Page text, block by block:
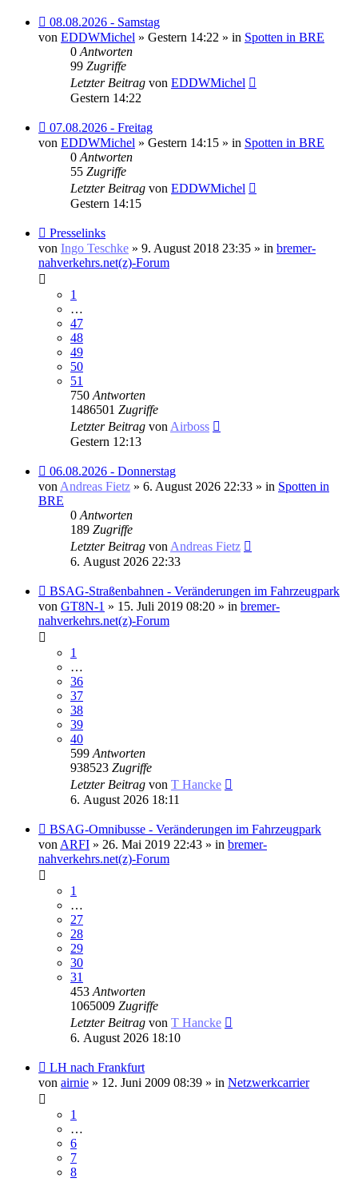
Neuer
Beitrag
08.08.2026 - Samstag
von EDDWMichel » Gestern 14:22 » in Spotten in BRE
0 Antworten
99 Zugriffe
Letzter Beitrag von EDDWMichel
Gestern 14:22
Neuer
Beitrag
07.08.2026 - Freitag
von EDDWMichel » Gestern 14:15 » in Spotten in BRE
0 Antworten
55 Zugriffe
Letzter Beitrag von EDDWMichel
Gestern 14:15
Neuer
Beitrag
Presselinks
von Ingo Teschke » 9. August 2018 23:35 » in bremer-
nahverkehrs.net(z)-Forum
1
…
47
48
49
50
51
750 Antworten
1486501 Zugriffe
Letzter Beitrag von Airboss
Gestern 12:13
Neuer
Beitrag
06.08.2026 - Donnerstag
von Andreas Fietz » 6. August 2026 22:33 » in Spotten in
BRE
0 Antworten
189 Zugriffe
Letzter Beitrag von Andreas Fietz
6. August 2026 22:33
Neuer
Beitrag
BSAG-Straßenbahnen - Veränderungen im Fahrzeugpark
von GT8N-1 » 15. Juli 2019 08:20 » in bremer-
nahverkehrs.net(z)-Forum
1
…
36
37
38
39
40
599 Antworten
938523 Zugriffe
Letzter Beitrag von T Hancke
6. August 2026 18:11
Neuer
Beitrag
BSAG-Omnibusse - Veränderungen im Fahrzeugpark
von ARFI » 26. Mai 2019 22:43 » in bremer-
nahverkehrs.net(z)-Forum
1
…
27
28
29
30
31
453 Antworten
1065009 Zugriffe
Letzter Beitrag von T Hancke
6. August 2026 18:10
Neuer
Beitrag
LH nach Frankfurt
von airnie » 12. Juni 2009 08:39 » in Netzwerkcarrier
1
…
6
7
8